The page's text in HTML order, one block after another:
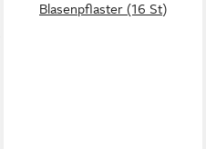
Blasenpflaster (16 St)